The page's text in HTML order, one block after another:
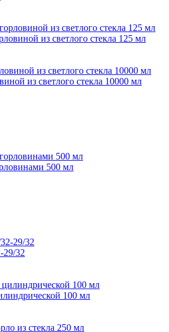
из светлого стекла 125 мл
из светлого стекла 10000 мл
500 мл
32
100 мл